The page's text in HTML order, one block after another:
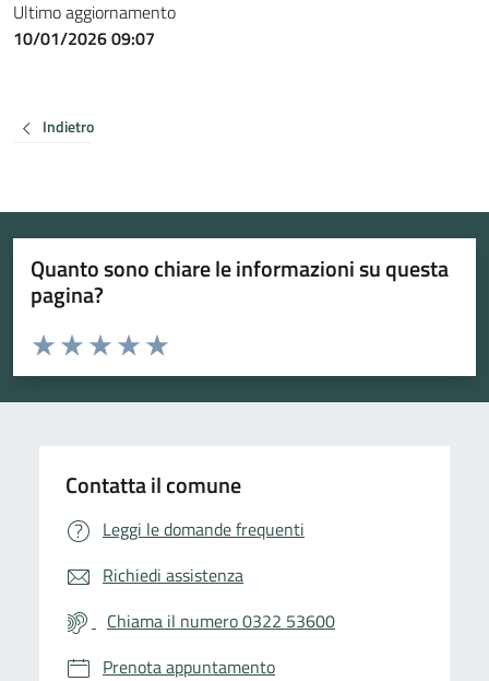
Ultimo aggiornamento
10/01/2026 09:07
Indietro
Quanto sono chiare le informazioni su questa
pagina?
Valuta da 1 a 5 stelle la pagina
Valuta 5 stelle su 5
Valuta 4 stelle su 5
Valuta 3 stelle su 5
Valuta 2 stelle su 5
Valuta 1 stelle su 5
Contatta il comune
Leggi le domande frequenti
Richiedi assistenza
Chiama il numero 0322 53600
Prenota appuntamento